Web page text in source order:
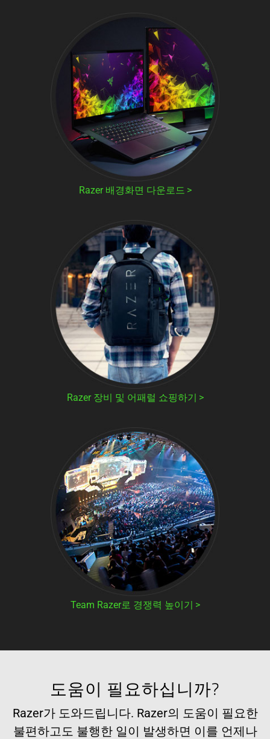
Razer 배경화면 다운로드
Razer 장비 및 어패럴 쇼핑하기
Team Razer로 경쟁력 높이기
도움이 필요하십니까?
Razer가 도와드립니다. Razer의 도움이 필요한
불편하고도 불행한 일이 발생하면 이를 언제나